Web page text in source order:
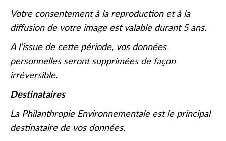
Votre consentement à la reproduction et à la
diffusion de votre image est valable durant 5 ans.
A l’issue de cette période, vos données
personnelles seront supprimées de façon
irréversible.
Destinataires
La Philanthropie Environnementale est le principal
destinataire de vos données.